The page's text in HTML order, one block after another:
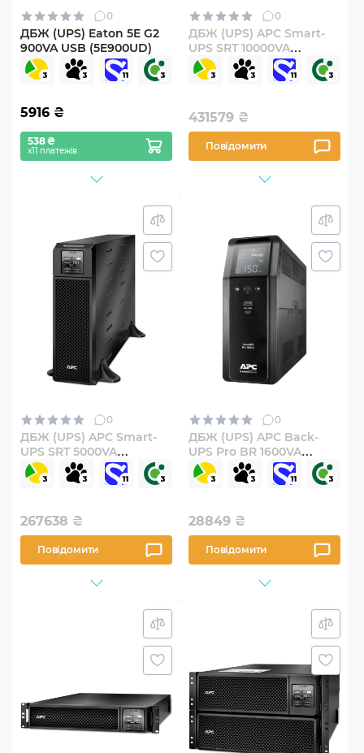
0
ДБЖ (UPS) Eaton 5E G2
900VA USB (5E900UD)
5916 ₴
538 ₴
х11 платежів
0
ДБЖ (UPS) APC Smart-
UPS SRT 10000VA
(SRT10KXLI)
431579 ₴
Повідомити
0
ДБЖ (UPS) APC Smart-
UPS SRT 5000VA
(SRT5KXLI)
267638 ₴
Повідомити
0
ДБЖ (UPS) APC Back-
UPS Pro BR 1600VA
(BR1600SI)
28849 ₴
Повідомити